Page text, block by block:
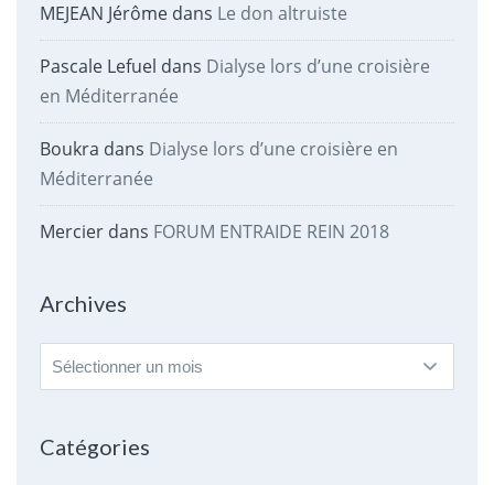
MEJEAN Jérômedans Le don altruiste
Pascale Lefuel dans Dialyse lors d’une croisière
en Méditerranée
Boukra dans Dialyse lors d’une croisière en
Méditerranée
Mercierdans FORUM ENTRAIDE REIN 2018
Archives
Archives
Catégories